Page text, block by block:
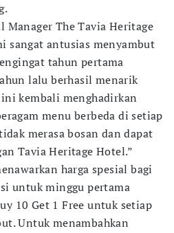
Manager The Tavia Heritage
sangat antusias menyambut
tahun pertama
lalu berhasil menarik
kembali menghadirkan
menu berbeda di setiap
merasa bosan dan dapat
Tavia Heritage Hotel.”
harga spesial bagi
untuk minggu pertama
10 Get 1 Free untuk setiap
Untuk menambahkan